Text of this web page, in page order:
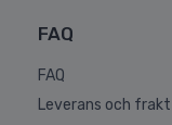
FAQ
FAQ
Leverans och frakt